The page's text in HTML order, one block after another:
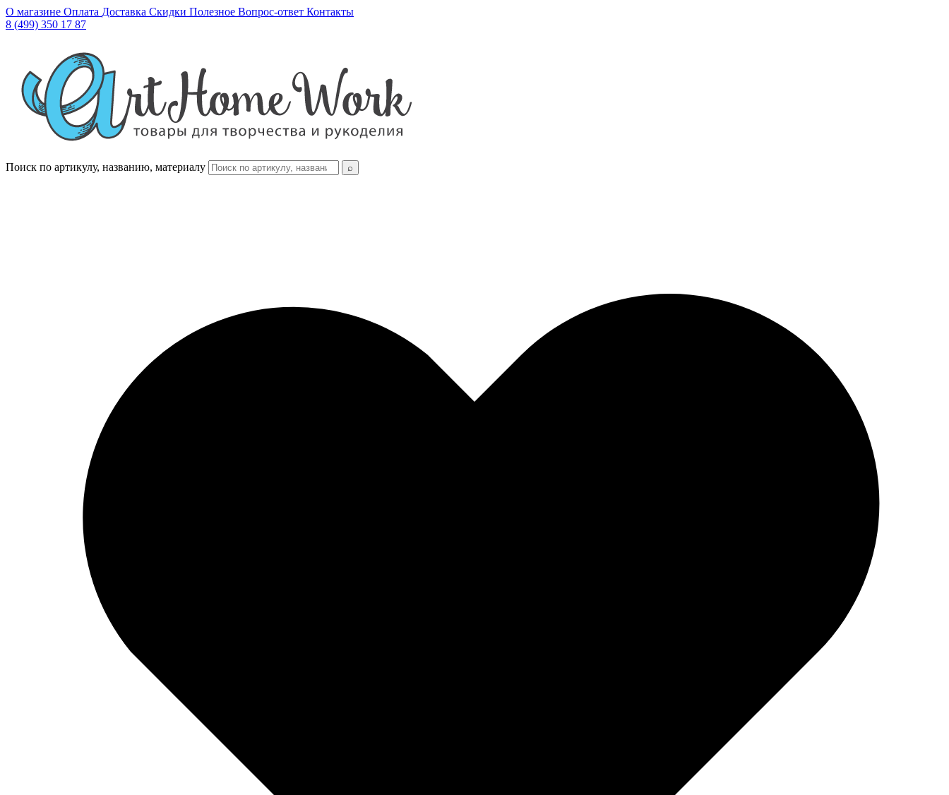
О магазине Оплата Доставка Скидки Полезное Вопрос-ответ Контакты
8 (499) 350 17 87
Поиск по артикулу, названию, материалу ⌕